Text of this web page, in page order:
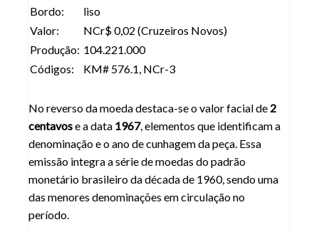
Bordo:
Valor:
Produção:
Códigos:
liso
NCr$ 0,02 (Cruzeiros Novos)
104.221.000
KM# 576.1, NCr-3
No reverso da moeda destaca-se o valor facial de 2
centavose a data 1967, elementos que identificam a
denominação e o ano de cunhagem da peça. Essa
emissão integra a série de moedas do padrão
monetário brasileiro da década de 1960, sendo uma
das menores denominações em circulação no
período.